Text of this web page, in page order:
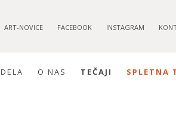
ART-NOVICE FACEBOOK INSTAGRAM
DELA O NAS TEČAJI SPLETNA